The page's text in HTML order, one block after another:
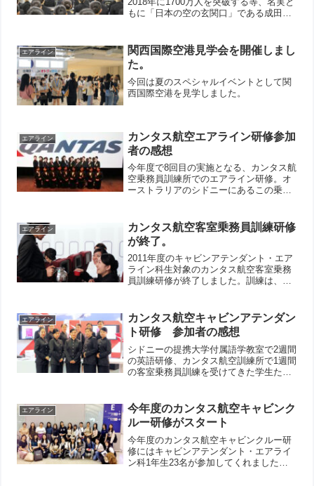
もに「日本の空の玄関口」である成田空
たしました。
エアライン
関西国際空港見学会を開催しまし
た。
今回は夏のスペシャルイベントとして関
西国際空港を見学しました。
エアライン
カンタス航空エアライン研修参加
者の感想
今年度で8回目の実施となる、カンタス航
空乗務員訓練所でのエアライン研修。オ
ーストラリアのシドニーにあるこの乗務
の学生にしか開放されていません。これ
までこの研修に参加した...
エアライン
カンタス航空客室乗務員訓練研修
が終了。
2011年度のキャビンアテンダント・エア
ライン科生対象のカンタス航空客室乗務
員訓練研修が終了しました。訓練は、前
しての訓練などで、今年も非常に充実し
た内容でした。
エアライン
カンタス航空キャビンアテンダン
ト研修 参加者の感想
シドニーの提携大学付属語学教室で2週間
の英語研修、カンタス航空訓練所で1週間
の客室乗務員訓練を受けてきた学生たち
エアライン
今年度のカンタス航空キャビンク
ルー研修がスタート
今年度のカンタス航空キャビンクルー研
修にはキャビンアテンダント・エアライ
ン科1年生23名が参加してくれました。